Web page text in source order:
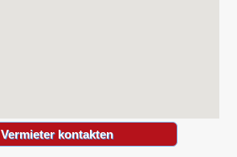
Vermieter kontakten